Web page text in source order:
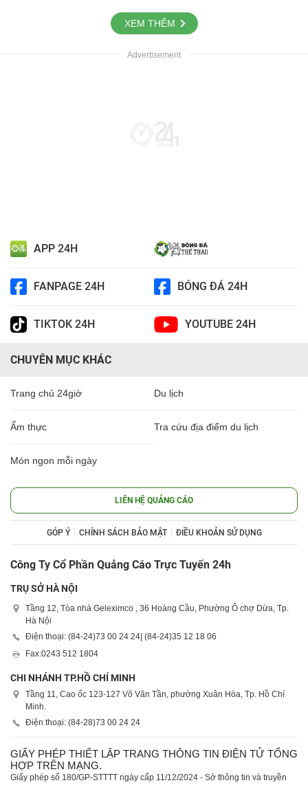
XEM THÊM
APP 24H
FANPAGE 24H BÓNG ĐÁ 24H
TIKTOK 24H YOUTUBE 24H
CHUYÊN MỤC KHÁC
Trang chủ 24giờ Du lịch
Ẩm thực Tra cứu địa điểm du lịch
Món ngon mỗi ngày
LIÊN HỆ QUẢNG CÁO
GÓP Ý CHÍNH SÁCH BẢO MẬT ĐIỀU KHOẢN SỬ DỤNG
Công Ty Cổ Phần Quảng Cáo Trực Tuyến 24h
TRỤ SỞ HÀ NỘI
Tầng 12, Tòa nhà Geleximco , 36 Hoàng Cầu, Phường Ô chợ Dừa, Tp.
Hà Nội
Điện thoại: (84-24)73 00 24 24| (84-24)35 12 18 06
Fax:0243 512 1804
CHI NHÁNH TP.HỒ CHÍ MINH
Tầng 11, Cao ốc 123-127 Võ Văn Tần, phường Xuân Hòa, Tp. Hồ Chí
Minh.
Điện thoại: (84-28)73 00 24 24
GIẤY PHÉP THIẾT LẬP TRANG THÔNG TIN ĐIỆN TỬ TỔNG
HỢP TRÊN MẠNG.
Giấy phép số 180/GP-STTTT ngày cấp 11/12/2024 - Sở thông tin và truyền